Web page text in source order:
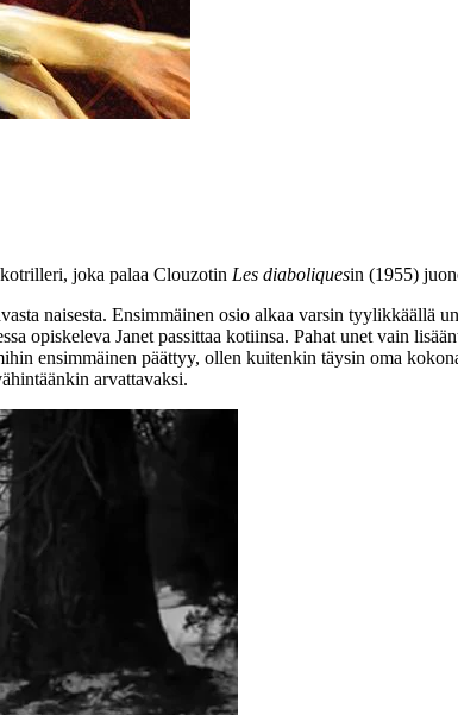
joka palaa Clouzotin Les diaboliquesin (1955)
naisesta. Ensimmäinen osio alkaa varsin tyylikkäällä
opiskeleva Janet passittaa kotiinsa. Pahat unet vain
ensimmäinen päättyy, ollen kuitenkin täysin oma
arvattavaksi.